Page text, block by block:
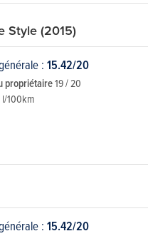
Style (2015)
: 15.42/20
propriétaire19 / 20
100km
: 15.42/20